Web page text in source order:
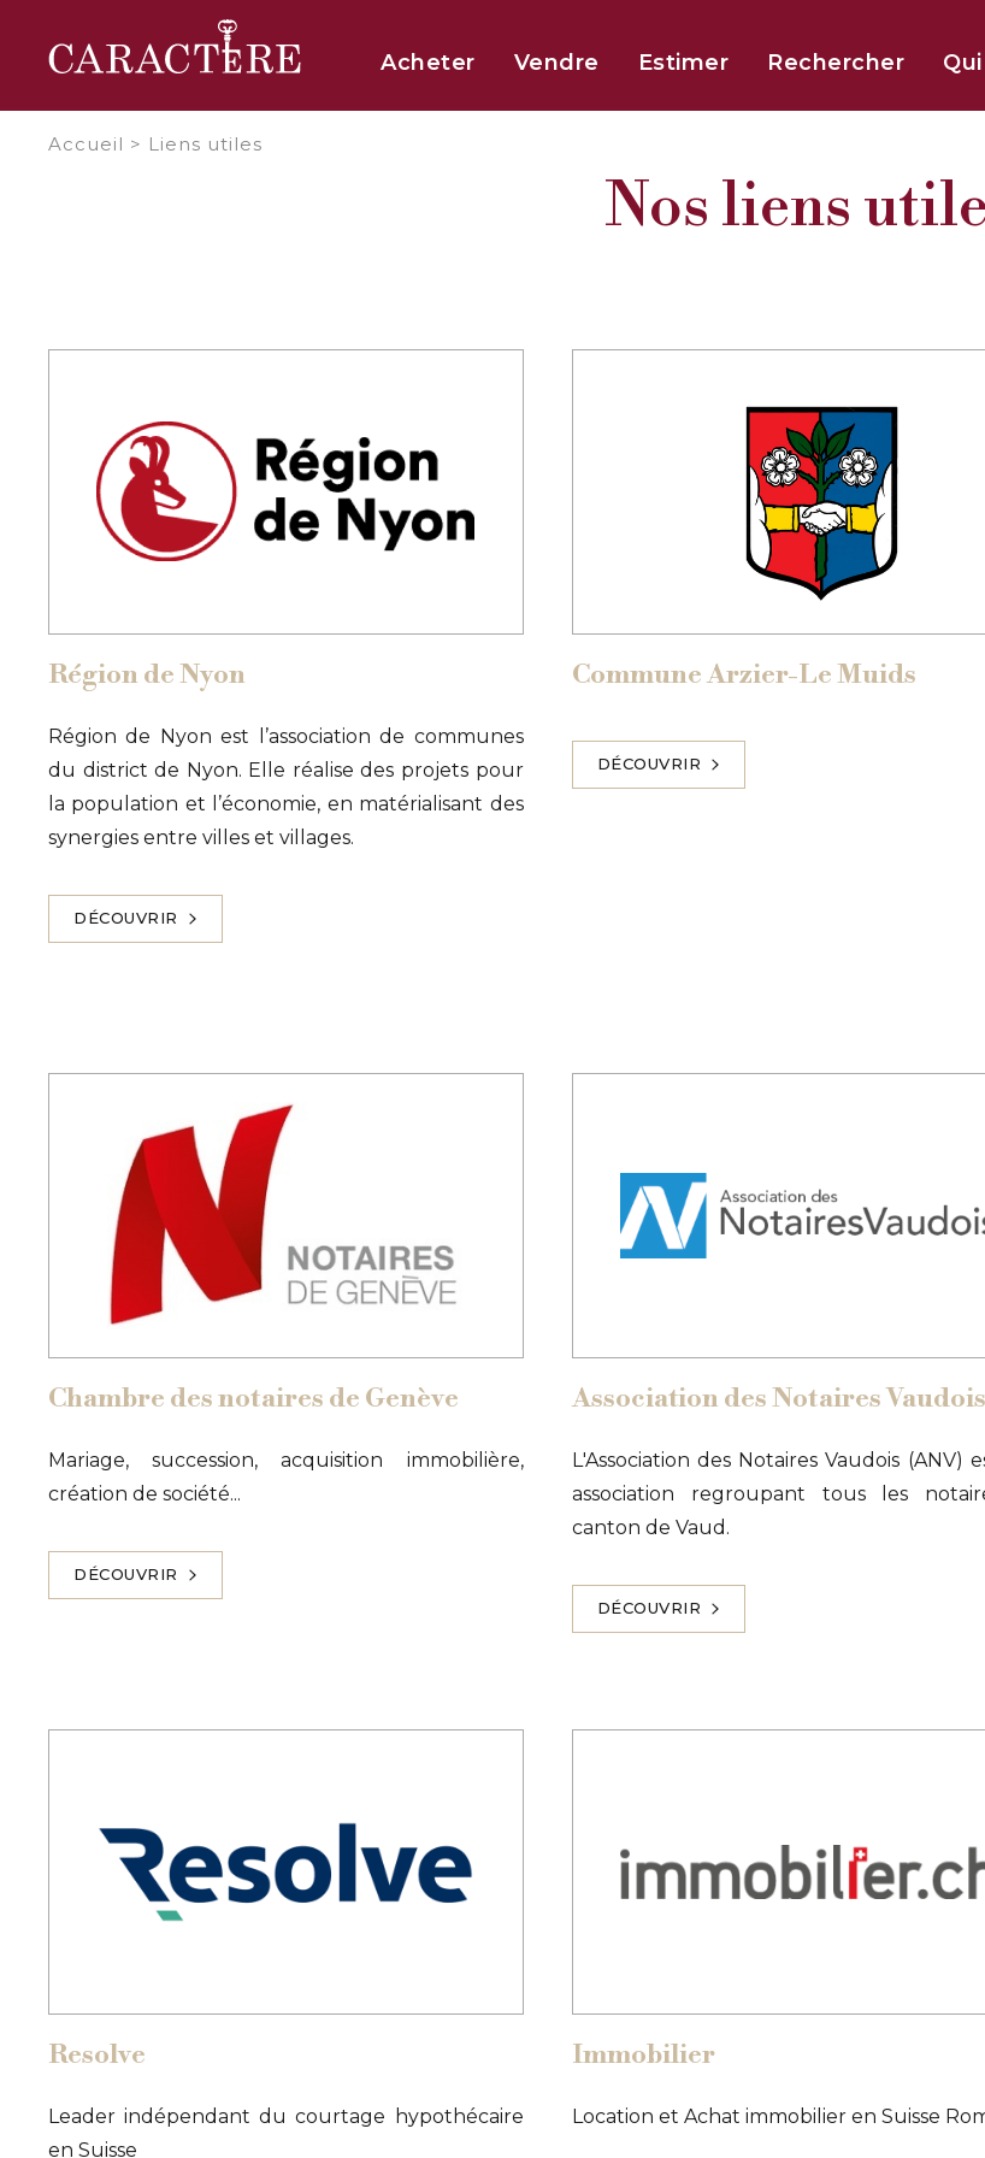
Acheter Vendre Estimer Rechercher
Accueil > Liens utiles
Nos liens
Région de Nyon
Région de Nyon est l’association de communes
du district de Nyon. Elle réalise des projets pour
la population et l’économie, en matérialisant des
synergies entre villes et villages.
DÉCOUVRIR
Commune Arzier-Le Muids
DÉCOUVRIR
Chambre des notaires de Genève
Mariage, succession, acquisition immobilière,
création de société...
DÉCOUVRIR
Association des Notaires Vaudois
L'Association des Notaires Vaudois (ANV)
association regroupant tous les
canton de Vaud.
DÉCOUVRIR
Resolve
Leader indépendant du courtage hypothécaire
en Suisse
Immobilier
Location et Achat immobilier en Suisse